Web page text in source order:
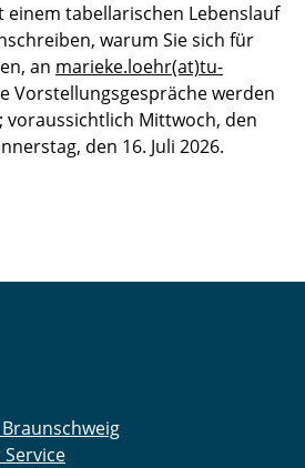
einem tabellarischen Lebenslauf
warum Sie sich für
an marieke.loehr(at)tu-
Vorstellungsgespräche werden
voraussichtlich Mittwoch, den
den 16. Juli 2026.